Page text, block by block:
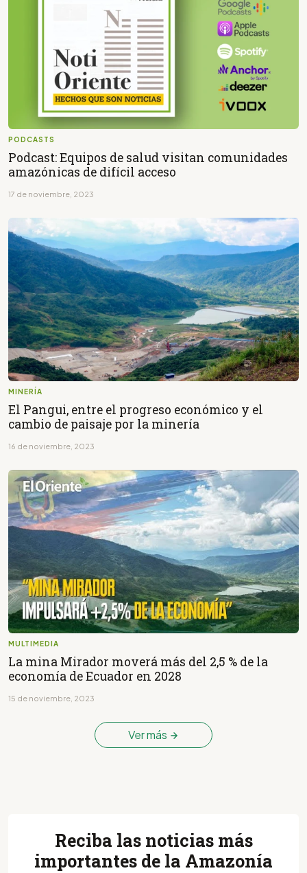
PODCASTS
Podcast: Equipos de salud visitan comunidades
amazónicas de difícil acceso
17 de noviembre, 2023
MINERÍA
El Pangui, entre el progreso económico y el
cambio de paisaje por la minería
16 de noviembre, 2023
MULTIMEDIA
La mina Mirador moverá más del 2,5 % de la
economía de Ecuador en 2028
15 de noviembre, 2023
Ver más
Reciba las noticias más
importantes de la Amazonía